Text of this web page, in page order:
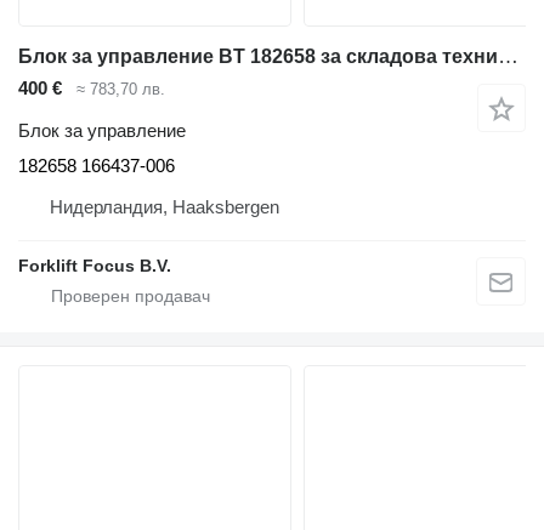
Блок за управление BT 182658 за складова техника BT
400 € ≈ 783,70 лв.
Блок за управление
182658 166437-006
Нидерландия, Haaksbergen
Forklift Focus B.V.